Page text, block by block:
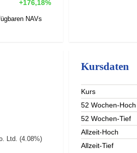
+176,18%
NAVs
Ltd. (4.08%)
Kursdaten
Kurs
52 Wochen-Hoch
52 Wochen-Tief
Allzeit-Hoch
Allzeit-Tief